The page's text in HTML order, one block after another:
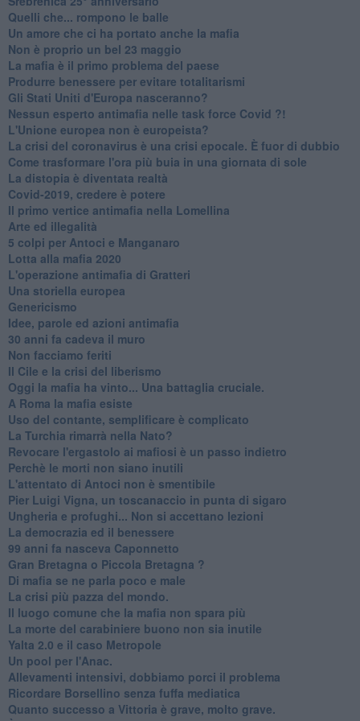
Quelli che... rompono le balle
Un amore che ci ha portato anche la mafia
Non è proprio un bel 23 maggio
La mafia è il primo problema del paese
Produrre benessere per evitare totalitarismi
Gli Stati Uniti d'Europa nasceranno?
Nessun esperto antimafia nelle task force Covid ?!
L'Unione europea non è europeista?
La crisi del coronavirus è una crisi epocale. È fuor di dubbio
Come trasformare l'ora più buia in una giornata di sole
​La distopia è diventata realtà
Covid-2019, credere è potere
Il primo vertice antimafia nella Lomellina
Arte ed illegalità
​5 colpi per Antoci e Manganaro
Lotta alla mafia 2020
L'operazione antimafia di Gratteri
Una storiella europea
Genericismo
Idee, parole ed azioni antimafia
30 anni fa cadeva il muro
Non facciamo feriti
Il Cile e la crisi del liberismo
Oggi la mafia ha vinto... Una battaglia cruciale.
A Roma la mafia esiste
Uso del contante, semplificare è complicato
La Turchia rimarrà nella Nato?
Revocare l'ergastolo ai mafiosi è un passo indietro
Perchè le morti non siano inutili
L'attentato di Antoci non è smentibile
Pier Luigi Vigna, un toscanaccio in punta di sigaro
Ungheria e profughi... Non si accettano lezioni
La democrazia ed il benessere
99 anni fa nasceva Caponnetto
Gran Bretagna o Piccola Bretagna ?
Di mafia se ne parla poco e male
La crisi più pazza del mondo.
Il luogo comune che la mafia non spara più
La morte del carabiniere buono non sia inutile
Yalta 2.0 e il caso Metropole
​Un pool per l'Anac.
Allevamenti intensivi, dobbiamo porci il problema
Ricordare Borsellino senza fuffa mediatica
​Quanto successo a Vittoria è grave, molto grave.